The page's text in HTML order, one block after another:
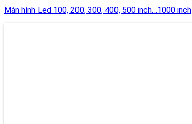
Màn hình Led 100, 200, 300, 400, 500 inch…1000 inch